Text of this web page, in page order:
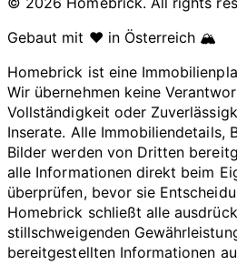
Gebaut mit ❤️ in Österreich 🏔️
Homebrick ist eine
Wir übernehmen keine
Vollständigkeit oder
Inserate. Alle Immobiliendetails,
Bilder werden von Dritten
alle Informationen direkt beim
überprüfen, bevor sie
Homebrick schließt alle
stillschweigenden
bereitgestellten Informationen